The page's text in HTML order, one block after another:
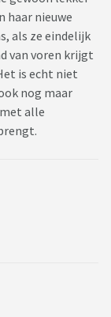
haar nieuwe
als ze eindelijk
van voren krijgt
is echt niet
nog maar
alle